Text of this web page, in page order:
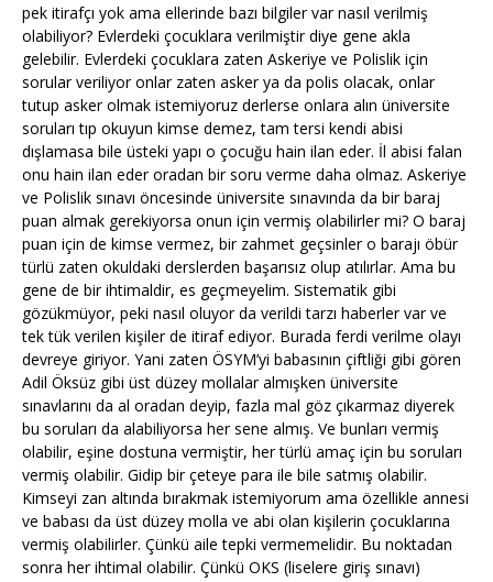
pek itirafçı yok ama ellerinde bazı bilgiler var nasıl verilmiş
olabiliyor? Evlerdeki çocuklara verilmiştir diye gene akla
gelebilir. Evlerdeki çocuklara zaten Askeriye ve Polislik için
sorular veriliyor onlar zaten asker ya da polis olacak, onlar
tutup asker olmak istemiyoruz derlerse onlara alın üniversite
soruları tıp okuyun kimse demez, tam tersi kendi abisi
dışlamasa bile üsteki yapı o çocuğu hain ilan eder. İl abisi falan
onu hain ilan eder oradan bir soru verme daha olmaz. Askeriye
ve Polislik sınavı öncesinde üniversite sınavında da bir baraj
puan almak gerekiyorsa onun için vermiş olabilirler mi? O baraj
puan için de kimse vermez, bir zahmet geçsinler o barajı öbür
türlü zaten okuldaki derslerden başarısız olup atılırlar. Ama bu
gene de bir ihtimaldir, es geçmeyelim. Sistematik gibi
gözükmüyor, peki nasıl oluyor da verildi tarzı haberler var ve
tek tük verilen kişiler de itiraf ediyor. Burada ferdi verilme olayı
devreye giriyor. Yani zaten ÖSYM’yi babasının çiftliği gibi gören
Adil Öksüz gibi üst düzey mollalar almışken üniversite
sınavlarını da al oradan deyip, fazla mal göz çıkarmaz diyerek
bu soruları da alabiliyorsa her sene almış. Ve bunları vermiş
olabilir, eşine dostuna vermiştir, her türlü amaç için bu soruları
vermiş olabilir. Gidip bir çeteye para ile bile satmış olabilir.
Kimseyi zan altında bırakmak istemiyorum ama özellikle annesi
ve babası da üst düzey molla ve abi olan kişilerin çocuklarına
vermiş olabilirler. Çünkü aile tepki vermemelidir. Bu noktadan
sonra her ihtimal olabilir. Çünkü OKS (liselere giriş sınavı)